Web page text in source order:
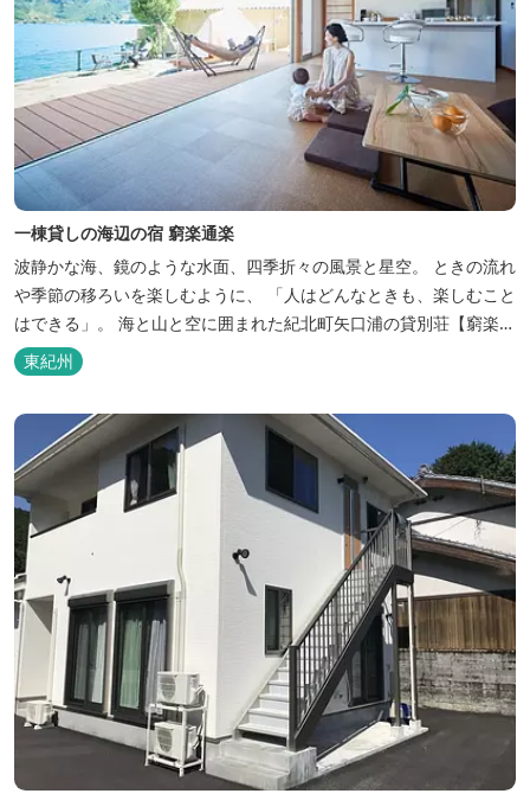
一棟貸しの海辺の宿 窮楽通楽
波静かな海、鏡のような水面、四季折々の風景と星空。 ときの流れ
や季節の移ろいを楽しむように、 「人はどんなときも、楽しむこと
はできる」。 海と山と空に囲まれた紀北町矢口浦の貸別荘【窮楽通
楽】。 中国古典『荘子』の一節「窮亦楽、通亦楽」から名づけまし
た。 いつでも気軽にご利用ください。
東紀州